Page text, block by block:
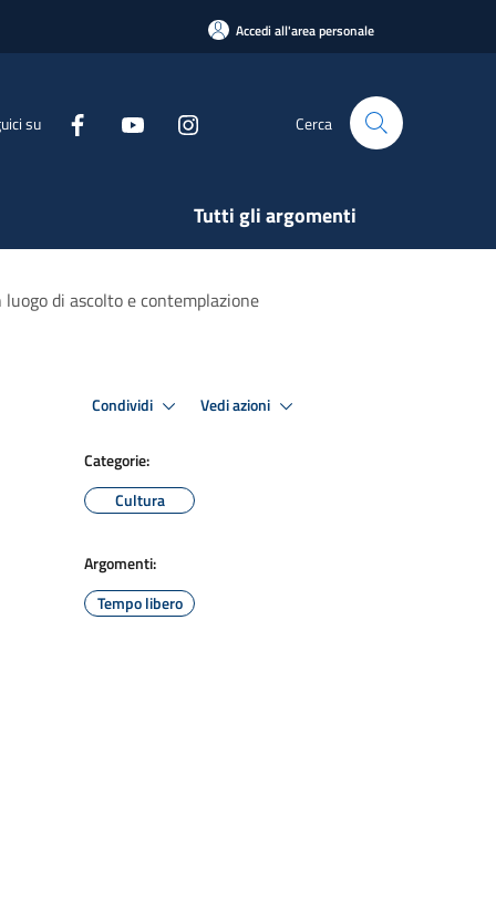
Accedi all'area personale
su Cerca
Tutti gli argomenti
di ascolto e contemplazione
Condividi Vedi azioni
Categorie:
Cultura
Argomenti:
Tempo libero